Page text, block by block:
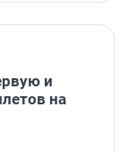
и
на